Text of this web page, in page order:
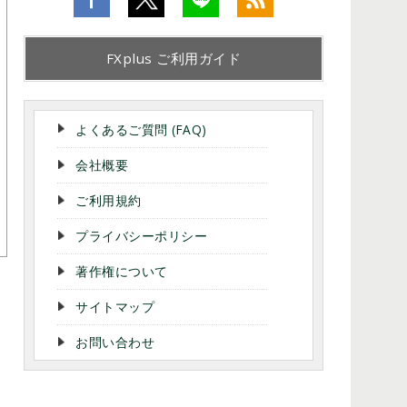
FXplus ご利用ガイド
よくあるご質問 (FAQ)
会社概要
ご利用規約
プライバシーポリシー
著作権について
サイトマップ
お問い合わせ